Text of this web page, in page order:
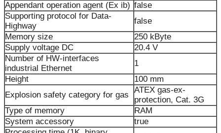
Appendant operation agent (Ex ib) false
Supporting protocol for Data-
Highway
false
Memory size
250 kByte
Supply voltage DC
20.4 V
Number of HW-interfaces
industrial Ethernet
1
Height
100 mm
Explosion safety category for gas
ATEX gas-ex-
protection, Cat. 3G
Type of memory
RAM
System accessory
true